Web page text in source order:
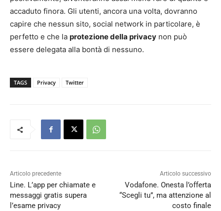
accaduto finora. Gli utenti, ancora una volta, dovranno
capire che nessun sito, social network in particolare, è
perfetto e che la protezione della privacy non può
essere delegata alla bontà di nessuno.
TAGS Privacy Twitter
Articolo precedente
Line. L’app per chiamate e
messaggi gratis supera
l’esame privacy
Articolo successivo
Vodafone. Onesta l’offerta
“Scegli tu”, ma attenzione al
costo finale